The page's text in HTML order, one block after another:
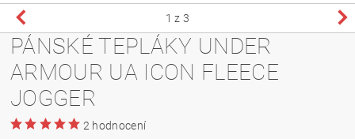
1 z 3
PÁNSKÉ TEPLÁKY UNDER
ARMOUR UA ICON FLEECE
JOGGER
2 hodnocení